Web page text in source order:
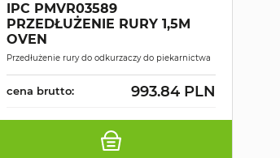
IPC PMVR03589
PRZEDŁUŻENIE RURY 1,5M
OVEN
Przedłużenie rury do odkurzaczy do piekarnictwa
cena brutto: 993.84 PLN